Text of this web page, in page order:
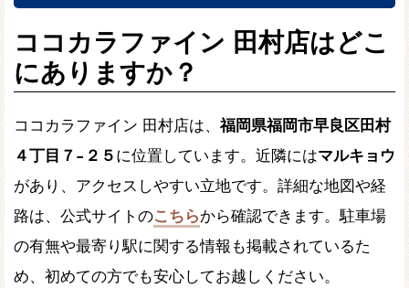
ココカラファイン 田村店はどこ
にありますか？
ココカラファイン 田村店は、福岡県福岡市早良区田村
４丁目７−２５ に位置しています。近隣にはマルキョウ
があり、アクセスしやすい立地です。詳細な地図や経
路は、公式サイトのこちらから確認できます。駐車場
の有無や最寄り駅に関する情報も掲載されているた
め、初めての方でも安心してお越しください。